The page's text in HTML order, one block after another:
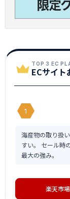
TOP 3 EC
ECサイト
1
海産物の取り扱
すい。 セール時
最大の強み。
楽天市